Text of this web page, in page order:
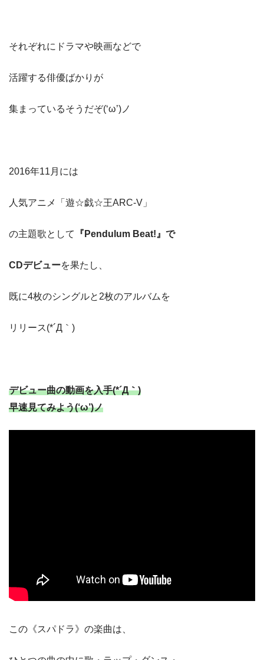
それぞれにドラマや映画などで
活躍する俳優ばかりが
集まっているそうだぞ(‘ω’)ノ
2016年11月には
人気アニメ「遊☆戯☆王ARC-V」
の主題歌として 『Pendulum Beat!』で
CDデビューを果たし、
既に4枚のシングルと2枚のアルバムを
リリース(*´Д｀)
デビュー曲の動画を入手(*´Д｀)
早速見てみよう(‘ω’)ノ
この《スパドラ》の楽曲は、